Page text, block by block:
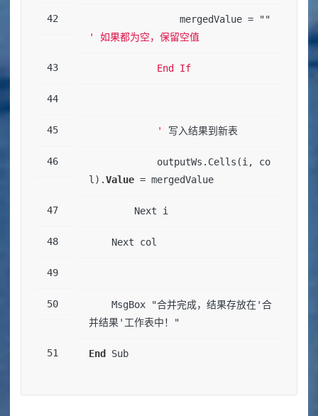
                mergedValue
=
' 如果都为空，保留空值
            End If
            '
写入结果到新表
l).Value = mergedValue
        Next i
    Next col
    MsgBox "合并完成，结果存放在'合
并结果'工作表中！"
End Sub